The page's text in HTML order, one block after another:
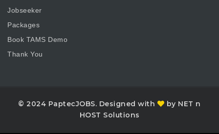
Jobseeker
Packages
Book TAMS Demo
Thank You
© 2024 PaptecJOBS. Designed with
by NET n
HOST Solutions